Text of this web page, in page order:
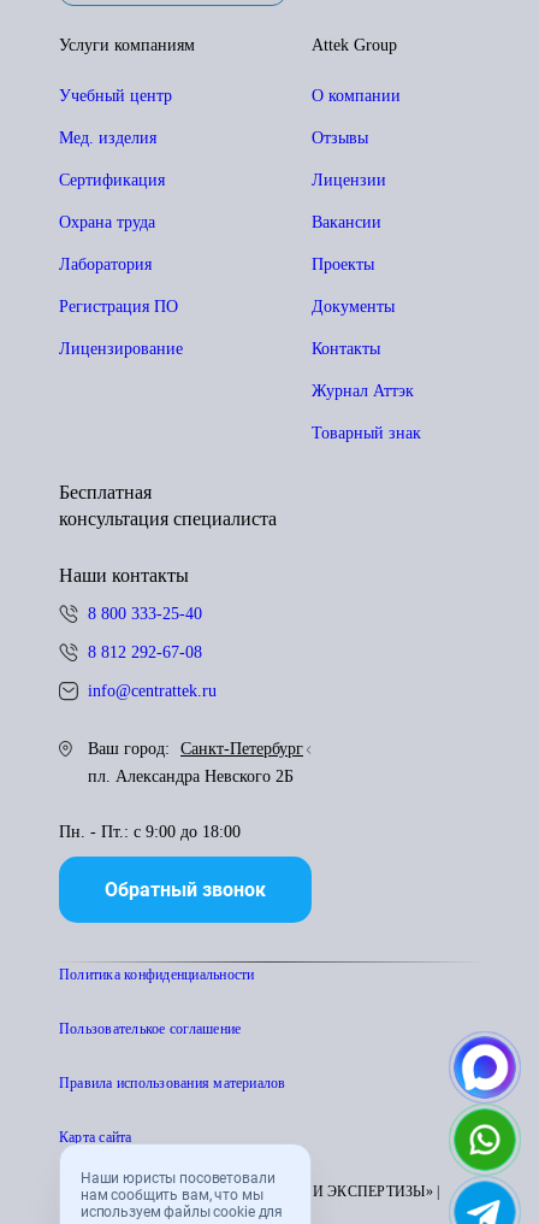
Наши юристы посоветовали
нам сообщить вам, что мы
используем файлы cookie для
Attek Group
О компании
Отзывы
Лицензии
Вакансии
Проекты
Документы
Контакты
Журнал Аттэк
Товарный знак
Услуги компаниям
Учебный центр
Мед. изделия
Сертификация
Охрана труда
Лаборатория
Регистрация ПО
Лицензирование
Бесплатная
консультация специалиста
Наши контакты
8 800 333-25-40
8 812 292-67-08
info@centrattek.ru
Ваш город:
Санкт-Петербург
пл. Александра Невского 2Б
Пн. - Пт.: с 9:00 до 18:00
Обратный звонок
Политика конфиденциальности
Пользователькое соглашение
Правила использования материалов
Карта сайта
© 1995 - 2026 «ЦЕНТР АТТЕСТАЦИИ И ЭКСПЕРТИЗЫ» |
CENTRATTEK.RU